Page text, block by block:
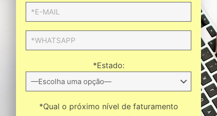
*Estado:
*Qual o próximo nível de faturamento